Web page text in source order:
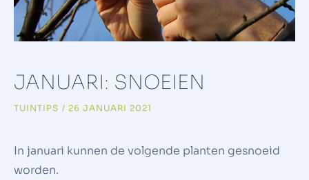
JANUARI: SNOEIEN
TUINTIPS / 26 JANUARI 2021
In januari kunnen de volgende planten gesnoeid
worden.